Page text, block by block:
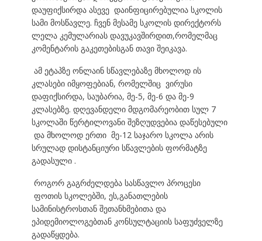
დაუფიქსირდა ასევე დაინფიცირებულია სკოლის
სამი მოსწავლე. ჩვენ მესამე სკოლის დირექტორს
ლელა კემულარიას დავუკავშირდით,რომელმაც
კომენტარის გაკეთებისგან თავი შეიკავა.
ამ ეტაპზე ონლაინ სწავლებაზე მხოლოდ ის
კლასები იმყოფებიან, რომელშიც ვირუსი
დაფიქსირდა, საუბარია, მე-5, მე-6 და მე-9
კლასებზე. დღევანდელი მდგომარეობით სულ 7
სკოლაში წერტილოვანი შეზღუდვებია დაწესებული
და მხოლოდ ერთი მე-12 საჯარო სკოლა არის
სრულად დისტანციური სწავლების ფორმატზე
გადასული .
როგორ გაგრძელდება სასწავლო პროცესი
ფოთის სკოლებში, ეს,განათლების
სამინისტროსთან შეთანხმებითა და
ეპიდემიოლოგებთან კონსულტაციის საფუძველზე
გადაწყდება.